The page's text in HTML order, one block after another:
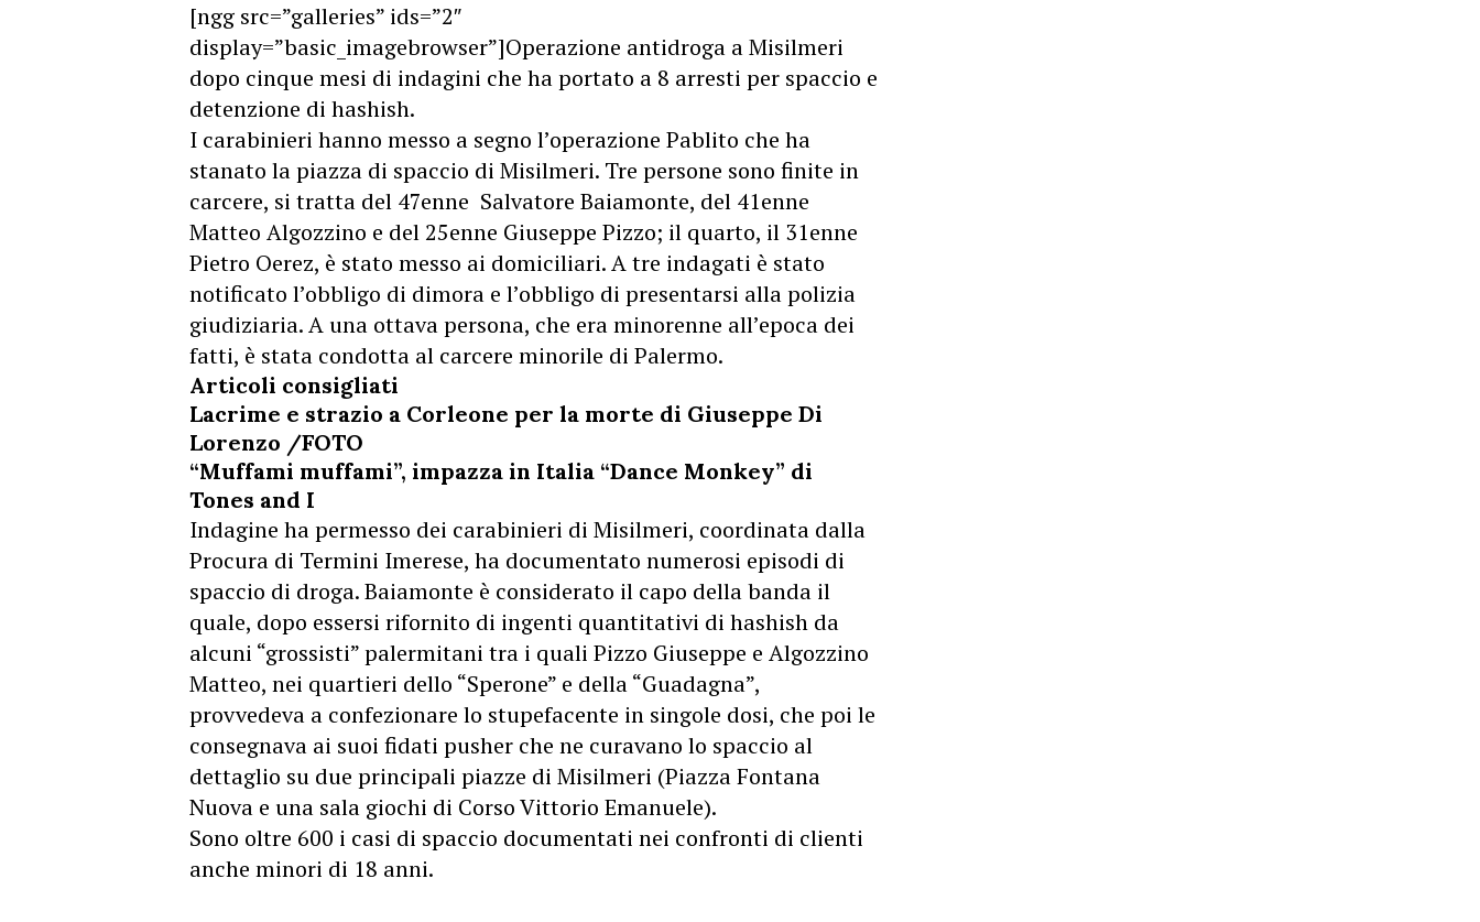
[ngg src=”galleries” ids=”2″
display=”basic_imagebrowser”]Operazione antidroga a Misilmeri
dopo cinque mesi di indagini che ha portato a 8 arresti per spaccio e
detenzione di hashish.
I carabinieri hanno messo a segno l’operazione Pablito che ha
stanato la piazza di spaccio di Misilmeri. Tre persone sono finite in
carcere, si tratta del 47enne Salvatore Baiamonte, del 41enne
Matteo Algozzino e del 25enne Giuseppe Pizzo; il quarto, il 31enne
Pietro Oerez, è stato messo ai domiciliari. A tre indagati è stato
notificato l’obbligo di dimora e l’obbligo di presentarsi alla polizia
giudiziaria. A una ottava persona, che era minorenne all’epoca dei
fatti, è stata condotta al carcere minorile di Palermo.
Articoli consigliati
Lacrime e strazio a Corleone per la morte di Giuseppe Di
Lorenzo /FOTO
“Muffami muffami”, impazza in Italia “Dance Monkey” di
Tones and I
Indagine ha permesso dei carabinieri di Misilmeri, coordinata dalla
Procura di Termini Imerese, ha documentato numerosi episodi di
spaccio di droga. Baiamonte è considerato il capo della banda il
quale, dopo essersi rifornito di ingenti quantitativi di hashish da
alcuni “grossisti” palermitani tra i quali Pizzo Giuseppe e Algozzino
Matteo, nei quartieri dello “Sperone” e della “Guadagna”,
provvedeva a confezionare lo stupefacente in singole dosi, che poi le
consegnava ai suoi fidati pusher che ne curavano lo spaccio al
dettaglio su due principali piazze di Misilmeri (Piazza Fontana
Nuova e una sala giochi di Corso Vittorio Emanuele).
Sono oltre 600 i casi di spaccio documentati nei confronti di clienti
anche minori di 18 anni.